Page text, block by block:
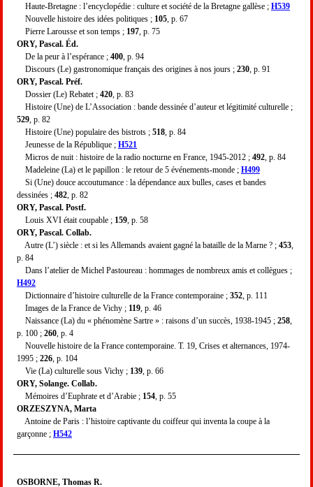
Haute-Bretagne : l’encyclopédie : culture et société de la Bretagne gallèse ; H539
Nouvelle histoire des idées politiques ; 105 , p. 67
Pierre Larousse et son temps ; 197 , p. 75
ORY, Pascal. Éd.
De la peur à l’espérance ; 400 , p. 94
Discours (Le) gastronomique français des origines à nos jours ; 230 , p. 91
ORY, Pascal. Préf.
Dossier (Le) Rebatet ; 420 , p. 83
Histoire (Une) de L’Association : bande dessinée d’auteur et légitimité culturelle ;
529 , p. 82
Histoire (Une) populaire des bistrots ; 518 , p. 84
Jeunesse de la République ; H521
Micros de nuit : histoire de la radio nocturne en France, 1945-2012 ; 492 , p. 84
Madeleine (La) et le papillon : le retour de 5 événements-monde ; H499
Si (Une) douce accoutumance : la dépendance aux bulles, cases et bandes
dessinées ; 482 , p. 82
ORY, Pascal. Postf.
Louis XVI était coupable ; 159 , p. 58
ORY, Pascal. Collab.
Autre (L’) siècle : et si les Allemands avaient gagné la bataille de la Marne ? ; 453
p. 84
Dans l’atelier de Michel Pastoureau : hommages de nombreux amis et collègues ;
H492
Dictionnaire d’histoire culturelle de la France contemporaine ; 352 , p. 111
Images de la France de Vichy ; 119 , p. 46
Naissance (La) du « phénomène Sartre » : raisons d’un succès, 1938-1945 ; 258
p. 100 ; 260 , p. 4
Nouvelle histoire de la France contemporaine. T. 19, Crises et alternances, 1974-
1995 ; 226 , p. 104
Vie (La) culturelle sous Vichy ; 139 , p. 66
ORY, Solange. Collab.
Mémoires d’Euphrate et d’Arabie ; 154 , p. 55
ORZESZYNA, Marta
Antoine de Paris : l’histoire captivante du coiffeur qui inventa la coupe à la
garçonne ; H542
OSBORNE, Thomas R.